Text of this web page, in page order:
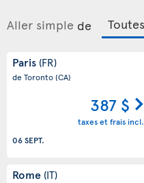
Aller simple de
Paris (FR)
de Toronto(CA)
387 $
taxes et frais incl.
06 SEPT.
Rome (IT)